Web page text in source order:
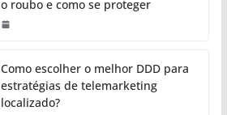
o roubo e como se proteger
Como escolher o melhor DDD para
estratégias de telemarketing
localizado?